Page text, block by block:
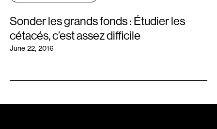
Sonder les grands fonds : Étudier les
cétacés, c’est assez difficile
June 22, 2016